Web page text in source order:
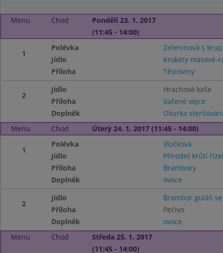
Menu Chod
Pondělí 23. 1. 2017
(11:45 - 14:00)
1
Polévka
Zeleninová s
Jídlo
Krokety masové-
Příloha
Těstoviny
2
Jídlo
Hrachová kaše
Příloha
Vařené vejce
Doplněk
Okurka
Menu
Chod Úterý 24. 1. 2017 (11:45 - 14:00)
1
Polévka
Vločková
Jídlo
Přírodní krůtí
Příloha
Brambory
Doplněk
ovoce
2
Jídlo
Brambor.guláš
Příloha
Pečivo
Doplněk
ovoce
Menu
Chod
Středa 25. 1. 2017
(11:45 - 14:00)